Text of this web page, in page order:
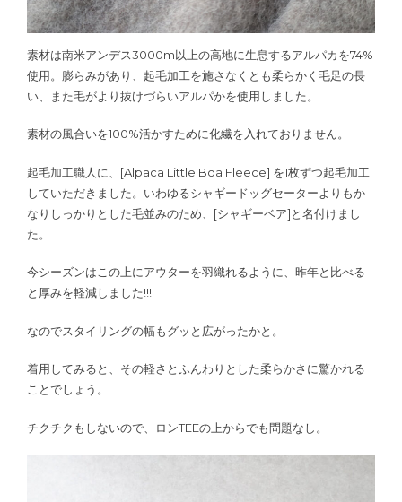
素材は南米アンデス3000m以上の高地に生息するアルパカを74%
使用。膨らみがあり、起毛加工を施さなくとも柔らかく毛足の長
い、また毛がより抜けづらいアルパかを使用しました。
素材の風合いを100%活かすために化繊を入れておりません。
起毛加工職人に、[Alpaca Little Boa Fleece] を1枚ずつ起毛加工
していただきました。いわゆるシャギードッグセーターよりもか
なりしっかりとした毛並みのため、[シャギーベア]と名付けまし
た。
今シーズンはこの上にアウターを羽織れるように、昨年と比べる
と厚みを軽減しました!!!
なのでスタイリングの幅もグッと広がったかと。
着用してみると、その軽さとふんわりとした柔らかさに驚かれる
ことでしょう。
チクチクもしないので、ロンTEEの上からでも問題なし。